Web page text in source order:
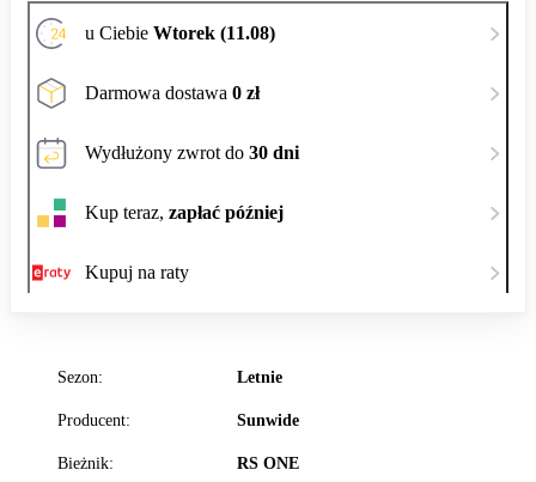
Sezon: Letnie
Producent: Sunwide
Bieżnik: RS ONE
u Ciebie Wtorek (11.08)
Darmowa dostawa 0 zł
Wydłużony zwrot do 30 dni
Kup teraz, zapłać później
Kupuj na raty